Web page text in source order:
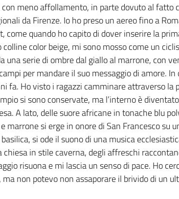
meno affollamento, in parte dovuto al fatto
da Firenze. Io ho preso un aereo fino a
quando ho capito di dover inserire la
color beige, mi sono mosso come un
serie di ombre dal giallo al marrone, con
per mandare il suo messaggio di amore.
fa. Ho visto i ragazzi camminare attraverso la
si sono conservate, ma l’interno è
A lato, delle suore africane in tonache blu
marrone si erge in onore di San Francesco su
si ode il suono di una musica
in stile caverna, degli affreschi
risuona e mi lascia un senso di pace. Ho
non potevo non assaporare il brivido di un